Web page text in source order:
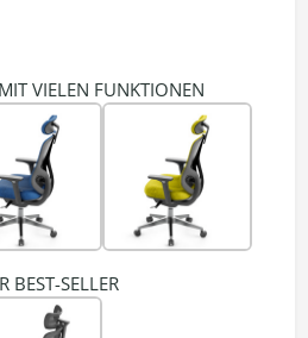
VIELEN FUNKTIONEN
BEST-SELLER